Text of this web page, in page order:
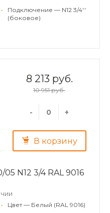
•
Подключение — N12 3/4''
(боковое)
8 213 руб.
10 951 руб.
- +
В корзину
N12 3/4 RAL 9016
•
Цвет — Белый (RAL 9016)